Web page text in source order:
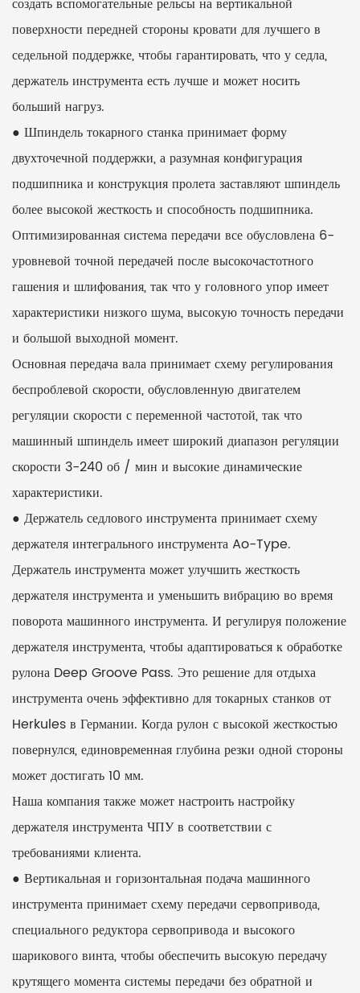
поверхности передней стороны кровати для лучшего в
седельной поддержке, чтобы гарантировать, что у седла,
держатель инструмента есть лучше и может носить
больший нагруз.
● Шпиндель токарного станка принимает форму
двухточечной поддержки, а разумная конфигурация
подшипника и конструкция пролета заставляют шпиндель
более высокой жесткость и способность подшипника.
Оптимизированная система передачи все обусловлена ​​6-
уровневой точной передачей после высокочастотного
гашения и шлифования, так что у головного упор имеет
характеристики низкого шума, высокую точность передачи
и большой выходной момент.
Основная передача вала принимает схему регулирования
беспроблевой скорости, обусловленную двигателем
регуляции скорости с переменной частотой, так что
машинный шпиндель имеет широкий диапазон регуляции
скорости 3-240 об / мин и высокие динамические
характеристики.
● Держатель седлового инструмента принимает схему
держателя интегрального инструмента Ao-Type.
Держатель инструмента может улучшить жесткость
держателя инструмента и уменьшить вибрацию во время
поворота машинного инструмента. И регулируя положение
держателя инструмента, чтобы адаптироваться к обработке
рулона Deep Groove Pass. Это решение для отдыха
инструмента очень эффективно для токарных станков от
Herkules в Германии. Когда рулон с высокой жесткостью
повернулся, единовременная глубина резки одной стороны
может достигать 10 мм.
Наша компания также может настроить настройку
держателя инструмента ЧПУ в соответствии с
требованиями клиента.
● Вертикальная и горизонтальная подача машинного
инструмента принимает схему передачи сервопривода,
специального редуктора сервопривода и высокого
шарикового винта, чтобы обеспечить высокую передачу
крутящего момента системы передачи без обратной и